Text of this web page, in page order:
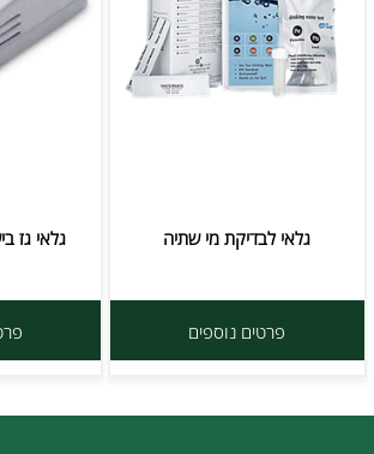
גלאי לבדיקת מי שתיה
פרטים נוספים
גלאי גז